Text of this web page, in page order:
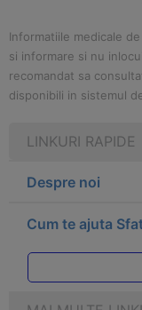
Informatiile medicale
si informare si nu
recomandat sa
disponibili in sistemul
LINKURI RAPIDE
Despre noi
Cum te ajuta